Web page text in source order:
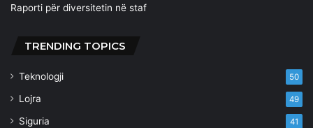
Raporti për diversitetin në staf
TRENDING TOPICS
Teknologji 50
Lojra 49
Siguria 41